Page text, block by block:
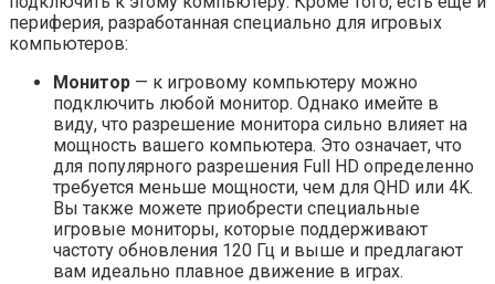
периферия, разработанная специально для игровых
компьютеров:
Монитор — к игровому компьютеру можно
подключить любой монитор. Однако имейте в
виду, что разрешение монитора сильно влияет на
мощность вашего компьютера. Это означает, что
для популярного разрешения Full HD определенно
требуется меньше мощности, чем для QHD или 4K.
Вы также можете приобрести специальные
игровые мониторы, которые поддерживают
частоту обновления 120 Гц и выше и предлагают
вам идеально плавное движение в играх.